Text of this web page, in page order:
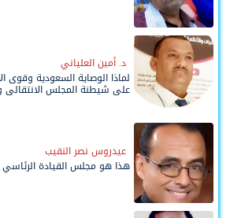
د. أمين العلياني
لماذا الوصاية السعودية وقوى
على شيطنة المجلس الانتقالي
عيدروس نصر النقيب
هذا هو مجلس القيادة الرئاسي